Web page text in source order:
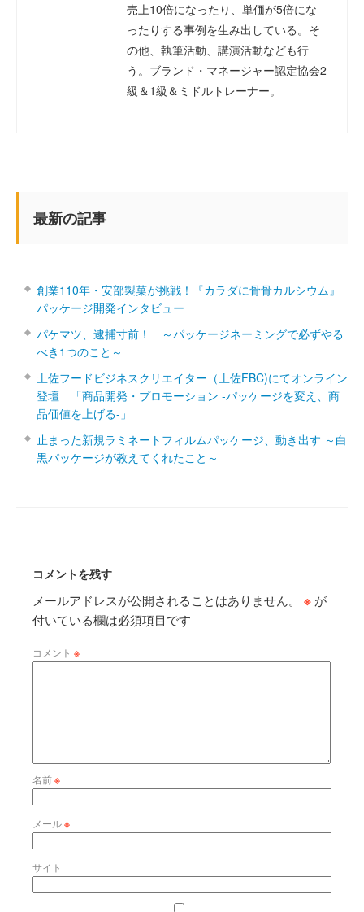
売上10倍になったり、単価が5倍にな
ったりする事例を生み出している。そ
の他、執筆活動、講演活動なども行
う。ブランド・マネージャー認定協会2
級＆1級＆ミドルトレーナー。
最新の記事
創業110年・安部製菓が挑戦！『カラダに骨骨カルシウム』
パッケージ開発インタビュー
パケマツ、逮捕寸前！ ～パッケージネーミングで必ずやる
べき1つのこと～
土佐フードビジネスクリエイター（土佐FBC)にてオンライン
登壇 「商品開発・プロモーション ‐パッケージを変え、商
品価値を上げる‐」
止まった新規ラミネートフィルムパッケージ、動き出す ～白
黒パッケージが教えてくれたこと～
コメントを残す
メールアドレスが公開されることはありません。 ※ が
付いている欄は必須項目です
コメント ※
名前※
メール※
サイト